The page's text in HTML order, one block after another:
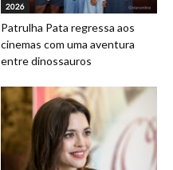
2026
Patrulha Pata regressa aos
cinemas com uma aventura
entre dinossauros